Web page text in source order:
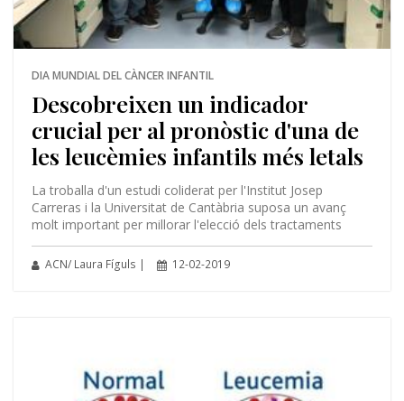
DIA MUNDIAL DEL CÀNCER INFANTIL
Descobreixen un indicador
crucial per al pronòstic d'una de
les leucèmies infantils més letals
La troballa d'un estudi coliderat per l'Institut Josep
Carreras i la Universitat de Cantàbria suposa un avanç
molt important per millorar l'elecció dels tractaments
ACN/ Laura Fíguls | 12-02-2019